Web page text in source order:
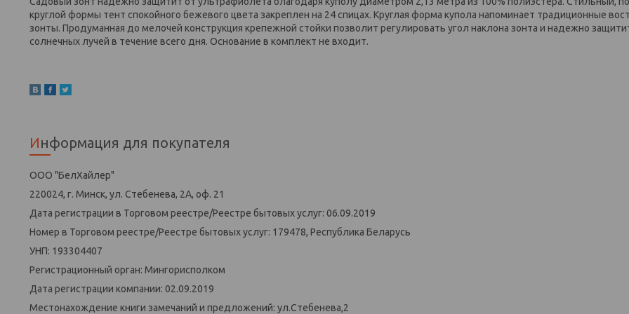
круглой формы тент спокойного бежевого цвета закреплен на 24 спицах. Круглая форма купола напоминает традиционные
зонты. Продуманная до мелочей конструкция крепежной стойки позволит регулировать угол наклона зонта и надежно
солнечных лучей в течение всего дня. Основание в комплект не входит.
Информация для покупателя
ООО "БелХайлер"
220024, г. Минск, ул. Стебенева, 2А, оф. 21
Дата регистрации в Торговом реестре/Реестре бытовых услуг: 06.09.2019
Номер в Торговом реестре/Реестре бытовых услуг: 179478, Республика Беларусь
УНП: 193304407
Регистрационный орган: Мингорисполком
Дата регистрации компании: 02.09.2019
Местонахождение книги замечаний и предложений: ул.Стебенева,2